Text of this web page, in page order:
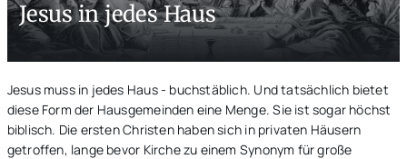
Unterwegs
Jesus in jedes Haus
Jesus muss in jedes Haus - buchstäblich. Und tatsächlich bietet
diese Form der Hausgemeinden eine Menge. Sie ist sogar höchst
biblisch. Die ersten Christen haben sich in privaten Häusern
getroffen, lange bevor Kirche zu einem Synonym für große